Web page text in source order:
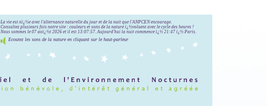
La vie est nï¿½e avec l'alternance naturelle du jour et de la nuit que l'ANPCEN encourage.
Consultez plusieurs fois notre site : couleurs et sons de la nature ï¿½voluent avec le cycle des heures !
Nous sommes le 07 aoï¿½t 2026 et il est 13:07:58.Aujourd'hui la nuit commence ï¿½ 21:47 ï¿½ Paris.
Ecoutez les sons de la nature en cliquant sur le haut-parleur